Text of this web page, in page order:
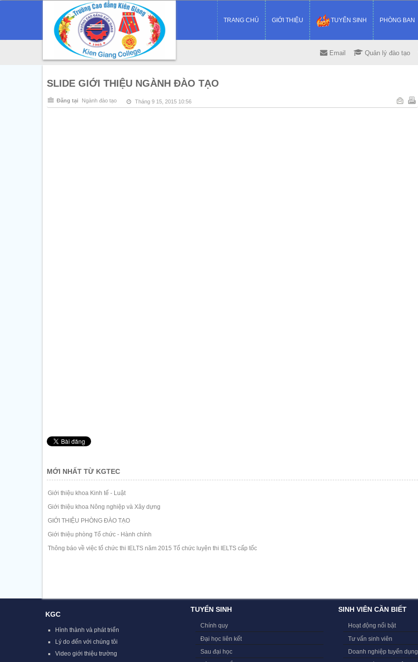
TRANG CHỦ GIỚI THIỆU TUYỂN SINH PHÒNG BAN
Email Quản lý đào tạo
SLIDE GIỚI THIỆU NGÀNH ĐÀO TẠO
Đăng tại Ngành đào tạo Tháng 9 15, 2015 10:56
MỚI NHẤT TỪ KGTEC
Giới thiệu khoa Kinh tế - Luật
Giới thiệu khoa Nông nghiệp và Xây dựng
GIỚI THIỆU PHÒNG ĐÀO TẠO
Giới thiệu phòng Tổ chức - Hành chính
Thông báo về việc tổ chức thi IELTS năm 2015 Tổ chức luyện thi IELTS cấp tốc
KGC
Hình thành và phát triển
Lý do đến với chúng tôi
Video giới thiệu trường
TUYỂN SINH
Chính quy
Đại học liên kết
Sau đại học
SINH VIÊN CẦN BIẾT
Hoạt động nổi bật
Tư vấn sinh viên
Doanh nghiệp tuyển dụng